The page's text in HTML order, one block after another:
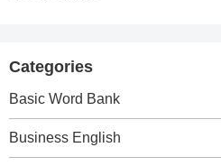
Categories
Basic Word Bank
Business English